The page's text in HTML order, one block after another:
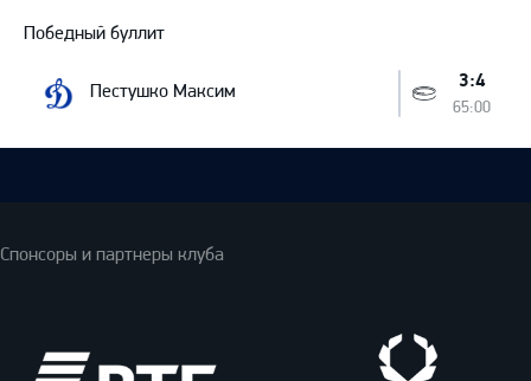
Победный буллит
Пестушко Максим 3:4
65:00
Спонсоры и партнеры клуба